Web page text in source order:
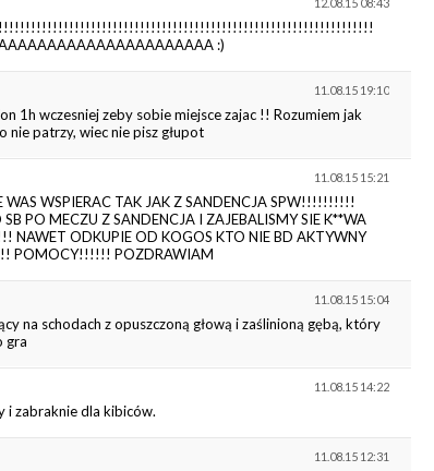
:)
11.08.15 19:10
1h wczesniej zeby sobie miejsce zajac !! Rozumiem jak
patrzy, wiec nie pisz głupot
11.08.15 15:21
WSPIERAC TAK JAK Z SANDENCJA SPW!!!!!!!!!!
PO MECZU Z SANDENCJA I ZAJEBALISMY SIE K**WA
NAWET ODKUPIE OD KOGOS KTO NIE BD AKTYWNY
POMOCY!!!!!! POZDRAWIAM
11.08.15 15:04
na schodach z opuszczoną głową i zaślinioną gębą, który
gra
11.08.15 14:22
i zabraknie dla kibiców.
11.08.15 12:31